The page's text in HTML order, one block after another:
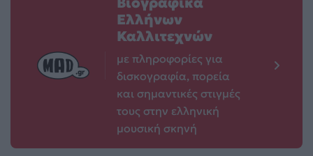
Ελλήνων
Καλλιτεχνών
με πληροφορίες για
δισκογραφία, πορεία
και σημαντικές στιγμές
τους στην ελληνική
μουσική σκηνή